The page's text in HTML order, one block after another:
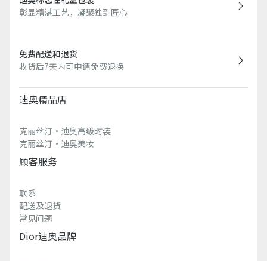
彰显精湛工艺，凝聚独到匠心
免费配送和退货
收货后7天内可申请免费退换
迪奥精品店
克丽丝汀·迪奥高级时装
克丽丝汀·迪奥美妆
顾客服务
联系
配送及退货
常见问题
Dior迪奥品牌